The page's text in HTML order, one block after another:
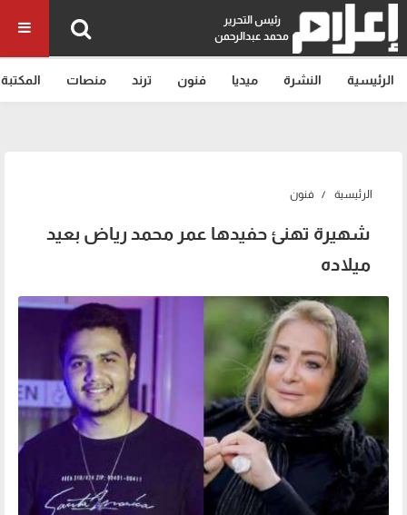
رئيس التحرير
محمد عبدالرحمن
الرئيسية النشرة ميديا فنون ترند منصات المكتبة
الرئيسية فنون
شهيرة تهنئ حفيدها عمر محمد رياض بعيد
ميلاده